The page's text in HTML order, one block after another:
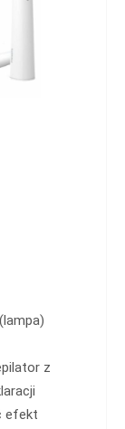
z
efekt